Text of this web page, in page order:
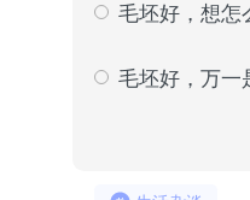
毛坯好，想怎
毛坯好，万一